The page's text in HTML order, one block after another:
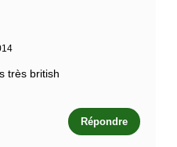
très british
Répondre